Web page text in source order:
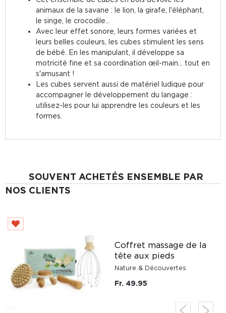
animaux de la savane : le lion, la girafe, l'éléphant,
le singe, le crocodile...
Avec leur effet sonore, leurs formes variées et
leurs belles couleurs, les cubes stimulent les sens
de bébé. En les manipulant, il développe sa
motricité fine et sa coordination œil-main... tout en
s'amusant !
Les cubes servent aussi de matériel ludique pour
accompagner le développement du langage :
utilisez-les pour lui apprendre les couleurs et les
formes.
SOUVENT ACHETÉS ENSEMBLE PAR
NOS CLIENTS
Coffret massage de la
tête aux pieds
Nature & Découvertes
Fr. 49.95